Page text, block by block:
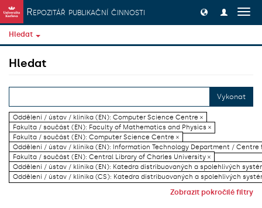
Přeskočit na obsah
Repozitář publikační činnosti
Hledat
Hledat
Vykonat
Oddělení / ústav / klinika (EN): Computer Science Centre ×
Fakulta / součást (EN): Faculty of Mathematics and Physics ×
Fakulta / součást (EN): Computer Science Centre ×
Oddělení / ústav / klinika (EN): Information Technology Department / Centre
Fakulta / součást (EN): Central Library of Charles University ×
Oddělení / ústav / klinika (EN): Katedra distribuovaných a spolehlivých
Oddělení / ústav / klinika (CS): Katedra distribuovaných a spolehlivých
Zobrazit pokročilé filtry